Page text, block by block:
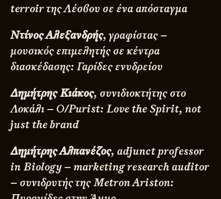
terroir της Λέσβου σε ένα απόσταγμα
Ντίνος Αλεξανδρής, γραφίστας –
μουσικός επιμελητής σε κέντρα
διασκέδασης: Γαρίδες ενυδρείου
Δημήτρης Κιάκος, συνιδιοκτήτης στο
Λοκάλι – O/Purist: Love the Spirit, not
just the brand
Δημήτρης Αλπανέζος, adjunct professor
in Biology – marketing research auditor
– συνιδρυτής της Metron Ariston: